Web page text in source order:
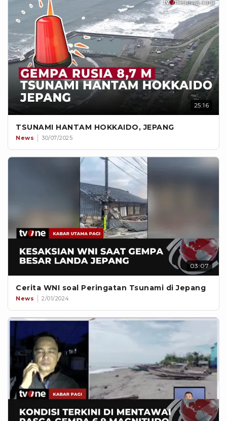
25:16
TSUNAMI HANTAM HOKKAIDO, JEPANG
News 30/07/2025
03:07
Cerita WNI soal Peringatan Tsunami di Jepang
News 2/01/2024